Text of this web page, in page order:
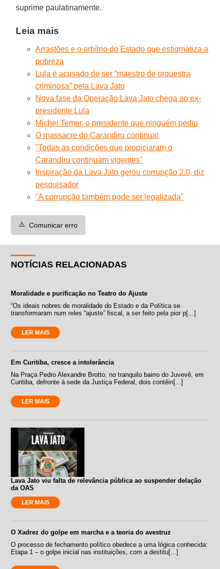
suprime paulatinamente.
Leia mais
Arrastões e o arbítrio do Estado que estigmatiza a
pobreza
Lula é acusado de ser “maestro de orquestra
criminosa” pela Lava Jato
Nova fase da Operação Lava Jato chega ao ex-
presidente Lula
Michel Temer, o presidente que ninguém pediu
O massacre do Carandiru continua!
"Todas as condições que propiciaram o
Carandiru continuam vigentes"
Inspiração da Lava Jato gerou corrupção 2.0, diz
pesquisador
"A corrupção também pode ser legalizada"
⚠️ Comunicar erro
NOTÍCIAS RELACIONADAS
Moralidade e purificação no Teatro do Ajuste
“Os ideais nobres de moralidade do Estado e da Política se
transformaram num reles “ajuste” fiscal, a ser feito pela pior p[...]
LER MAIS
Em Curitiba, cresce a intolerância
Na Praça Pedro Alexandre Brotto, no tranquilo bairro do Juvevê, em
Curitiba, defronte à sede da Justiça Federal, dois contêin[...]
LER MAIS
Lava Jato viu falta de relevância pública ao suspender delação
da OAS
LER MAIS
O Xadrez do golpe em marcha e a teoria do avestruz
O processo de fechamento político obedece a uma lógica conhecida:
Etapa 1 – o golpe inicial nas instituições, com a destitu[...]